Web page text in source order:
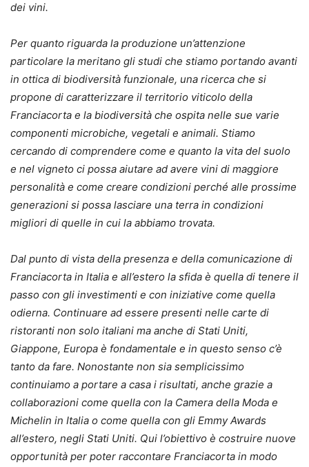
dei vini.
Per quanto riguarda la produzione un’attenzione
particolare la meritano gli studi che stiamo portando avanti
in ottica di biodiversità funzionale, una ricerca che si
propone di caratterizzare il territorio viticolo della
Franciacorta e la biodiversità che ospita nelle sue varie
componenti microbiche, vegetali e animali. Stiamo
cercando di comprendere come e quanto la vita del suolo
e nel vigneto ci possa aiutare ad avere vini di maggiore
personalità e come creare condizioni perché alle prossime
generazioni si possa lasciare una terra in condizioni
migliori di quelle in cui la abbiamo trovata.
Dal punto di vista della presenza e della comunicazione di
Franciacorta in Italia e all’estero la sfida è quella di tenere il
passo con gli investimenti e con iniziative come quella
odierna. Continuare ad essere presenti nelle carte di
ristoranti non solo italiani ma anche di Stati Uniti,
Giappone, Europa è fondamentale e in questo senso c’è
tanto da fare. Nonostante non sia semplicissimo
continuiamo a portare a casa i risultati, anche grazie a
collaborazioni come quella con la Camera della Moda e
Michelin in Italia o come quella con gli Emmy Awards
all’estero, negli Stati Uniti. Qui l’obiettivo è costruire nuove
opportunità per poter raccontare Franciacorta in modo